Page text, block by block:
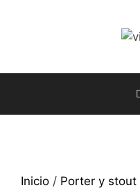
Inicio / Porter y stout